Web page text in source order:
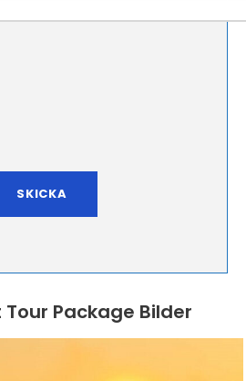
Package Bilder